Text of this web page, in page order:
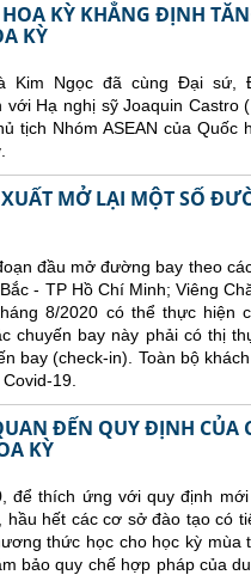
KỲ KHẲNG ĐỊNH
KỲ
Kim Ngọc đã cùng Đại sứ,
Hạ nghị sỹ Joaquin Castro
tịch Nhóm ASEAN của Quốc
MỞ LẠI MỘT SỐ
đầu mở đường bay theo
- TP Hồ Chí Minh; Viêng
8/2020 có thể thực hiện
chuyến bay này phải có thị
bay (check-in). Toàn bộ
19.
ĐẾN QUY ĐỊNH CỦA
KỲ
để thích ứng với quy định
hầu hết các cơ sở đào tạo có
thức học cho học kỳ
bảo quy chế hợp pháp của